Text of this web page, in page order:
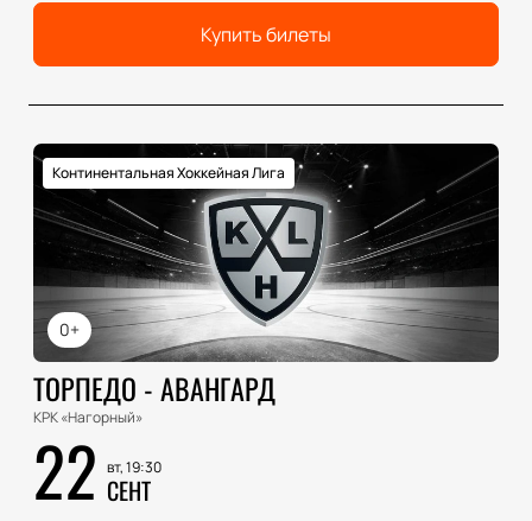
Купить билеты
0+
Континентальная Хоккейная Лига
ТОРПЕДО - АВАНГАРД
КРК «Нагорный»
22 вт, 19:30
СЕНТ